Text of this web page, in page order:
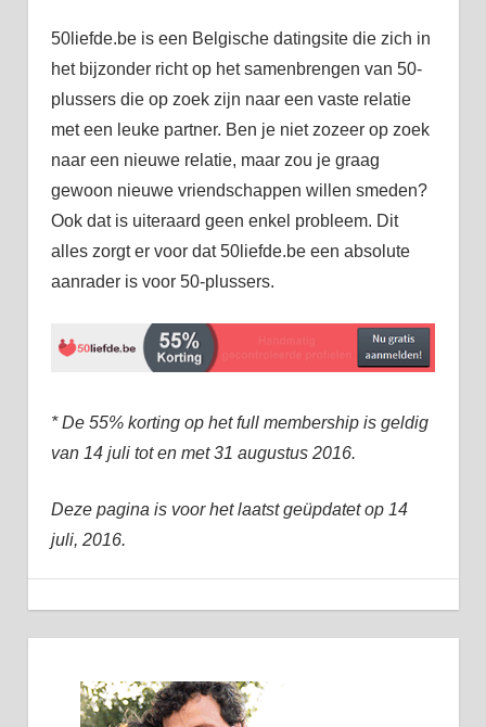
50liefde.be is een Belgische datingsite die zich in
het bijzonder richt op het samenbrengen van 50-
plussers die op zoek zijn naar een vaste relatie
met een leuke partner. Ben je niet zozeer op zoek
naar een nieuwe relatie, maar zou je graag
gewoon nieuwe vriendschappen willen smeden?
Ook dat is uiteraard geen enkel probleem. Dit
alles zorgt er voor dat 50liefde.be een absolute
aanrader is voor 50-plussers.
* De 55% korting op het full membership is geldig
van 14 juli tot en met 31 augustus 2016.
Deze pagina is voor het laatst geüpdatet op 14
juli, 2016.
14 juli, 2016
admin
Aanbiedingen